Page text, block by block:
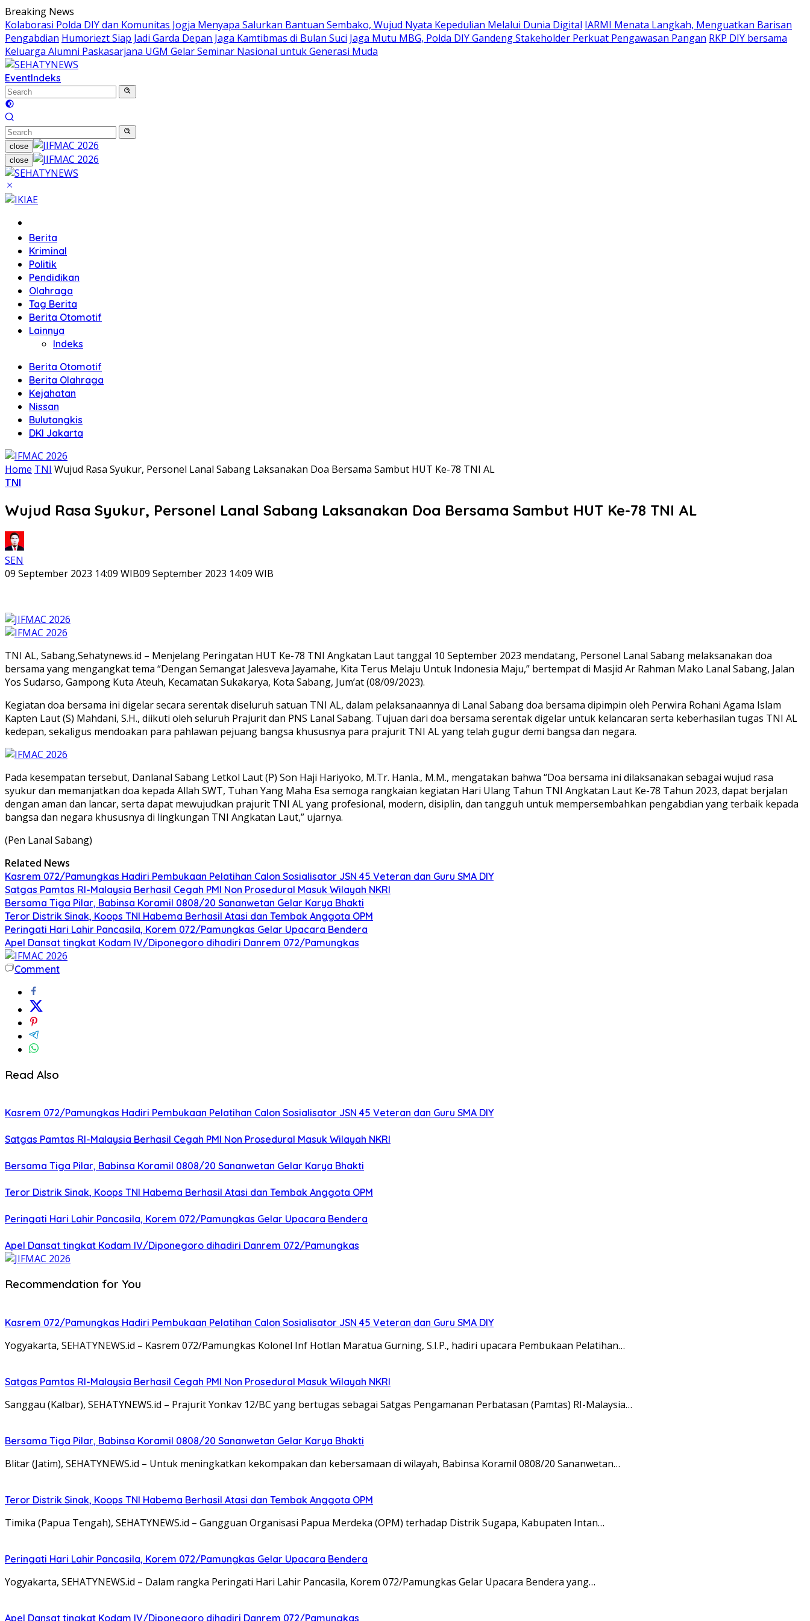
Skip
to
content
Breaking News
Kolaborasi Polda DIY dan Komunitas Jogja Menyapa Salurkan Bantuan Sembako, Wujud Nyata Kepedulian Melalui Dunia Digital IARMI Menata Langkah, Menguatkan Barisan
Pengabdian Humoriezt Siap Jadi Garda Depan Jaga Kamtibmas di Bulan Suci Jaga Mutu MBG, Polda DIY Gandeng Stakeholder Perkuat Pengawasan Pangan RKP DIY bersama
Keluarga Alumni Paskasarjana UGM Gelar Seminar Nasional untuk Generasi Muda
EventIndeks
close
close
Berita
Kriminal
Politik
Pendidikan
Olahraga
Tag Berita
Berita Otomotif
Lainnya
Indeks
Berita Otomotif
Berita Olahraga
Kejahatan
Nissan
Bulutangkis
DKI Jakarta
Home TNI Wujud Rasa Syukur, Personel Lanal Sabang Laksanakan Doa Bersama Sambut HUT Ke-78 TNI AL
TNI
Wujud Rasa Syukur, Personel Lanal Sabang Laksanakan Doa Bersama Sambut HUT Ke-78 TNI AL
SEN
09 September 2023 14:09 WIB09 September 2023 14:09 WIB
TNI AL, Sabang,Sehatynews.id – Menjelang Peringatan HUT Ke-78 TNI Angkatan Laut tanggal 10 September 2023 mendatang, Personel Lanal Sabang melaksanakan doa
bersama yang mengangkat tema “Dengan Semangat Jalesveva Jayamahe, Kita Terus Melaju Untuk Indonesia Maju,” bertempat di Masjid Ar Rahman Mako Lanal Sabang, Jalan
Yos Sudarso, Gampong Kuta Ateuh, Kecamatan Sukakarya, Kota Sabang, Jum’at (08/09/2023).
Kegiatan doa bersama ini digelar secara serentak diseluruh satuan TNI AL, dalam pelaksanaannya di Lanal Sabang doa bersama dipimpin oleh Perwira Rohani Agama Islam
Kapten Laut (S) Mahdani, S.H., diikuti oleh seluruh Prajurit dan PNS Lanal Sabang. Tujuan dari doa bersama serentak digelar untuk kelancaran serta keberhasilan tugas TNI AL
kedepan, sekaligus mendoakan para pahlawan pejuang bangsa khususnya para prajurit TNI AL yang telah gugur demi bangsa dan negara.
Pada kesempatan tersebut, Danlanal Sabang Letkol Laut (P) Son Haji Hariyoko, M.Tr. Hanla., M.M., mengatakan bahwa “Doa bersama ini dilaksanakan sebagai wujud rasa
syukur dan memanjatkan doa kepada Allah SWT, Tuhan Yang Maha Esa semoga rangkaian kegiatan Hari Ulang Tahun TNI Angkatan Laut Ke-78 Tahun 2023, dapat berjalan
dengan aman dan lancar, serta dapat mewujudkan prajurit TNI AL yang profesional, modern, disiplin, dan tangguh untuk mempersembahkan pengabdian yang terbaik kepada
bangsa dan negara khususnya di lingkungan TNI Angkatan Laut,” ujarnya.
(Pen Lanal Sabang)
Related News
Kasrem 072/Pamungkas Hadiri Pembukaan Pelatihan Calon Sosialisator JSN 45 Veteran dan Guru SMA DIY
Satgas Pamtas RI-Malaysia Berhasil Cegah PMI Non Prosedural Masuk Wilayah NKRI
Bersama Tiga Pilar, Babinsa Koramil 0808/20 Sananwetan Gelar Karya Bhakti
Teror Distrik Sinak, Koops TNI Habema Berhasil Atasi dan Tembak Anggota OPM
Peringati Hari Lahir Pancasila, Korem 072/Pamungkas Gelar Upacara Bendera
Apel Dansat tingkat Kodam lV/Diponegoro dihadiri Danrem 072/Pamungkas
Comment
Read Also
Kasrem 072/Pamungkas Hadiri Pembukaan Pelatihan Calon Sosialisator JSN 45 Veteran dan Guru SMA DIY
Satgas Pamtas RI-Malaysia Berhasil Cegah PMI Non Prosedural Masuk Wilayah NKRI
Bersama Tiga Pilar, Babinsa Koramil 0808/20 Sananwetan Gelar Karya Bhakti
Teror Distrik Sinak, Koops TNI Habema Berhasil Atasi dan Tembak Anggota OPM
Peringati Hari Lahir Pancasila, Korem 072/Pamungkas Gelar Upacara Bendera
Apel Dansat tingkat Kodam lV/Diponegoro dihadiri Danrem 072/Pamungkas
Recommendation for You
Kasrem 072/Pamungkas Hadiri Pembukaan Pelatihan Calon Sosialisator JSN 45 Veteran dan Guru SMA DIY
Yogyakarta, SEHATYNEWS.id – Kasrem 072/Pamungkas Kolonel Inf Hotlan Maratua Gurning, S.I.P., hadiri upacara Pembukaan Pelatihan…
Satgas Pamtas RI-Malaysia Berhasil Cegah PMI Non Prosedural Masuk Wilayah NKRI
Sanggau (Kalbar), SEHATYNEWS.id – Prajurit Yonkav 12/BC yang bertugas sebagai Satgas Pengamanan Perbatasan (Pamtas) RI-Malaysia…
Bersama Tiga Pilar, Babinsa Koramil 0808/20 Sananwetan Gelar Karya Bhakti
Blitar (Jatim), SEHATYNEWS.id – Untuk meningkatkan kekompakan dan kebersamaan di wilayah, Babinsa Koramil 0808/20 Sananwetan…
Teror Distrik Sinak, Koops TNI Habema Berhasil Atasi dan Tembak Anggota OPM
Timika (Papua Tengah), SEHATYNEWS.id – Gangguan Organisasi Papua Merdeka (OPM) terhadap Distrik Sugapa, Kabupaten Intan…
Peringati Hari Lahir Pancasila, Korem 072/Pamungkas Gelar Upacara Bendera
Yogyakarta, SEHATYNEWS.id – Dalam rangka Peringati Hari Lahir Pancasila, Korem 072/Pamungkas Gelar Upacara Bendera yang…
Apel Dansat tingkat Kodam lV/Diponegoro dihadiri Danrem 072/Pamungkas